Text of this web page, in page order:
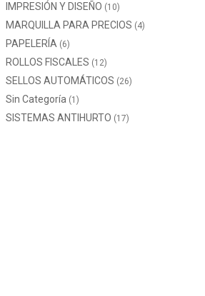
IMPRESIÓN Y DISEÑO (10)
MARQUILLA PARA PRECIOS (4)
PAPELERÍA (6)
ROLLOS FISCALES (12)
SELLOS AUTOMÁTICOS (26)
Sin Categoría (1)
SISTEMAS ANTIHURTO (17)